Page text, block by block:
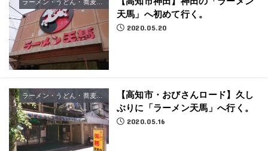
天馬」へ初めて行く。
2020.05.20
【高知市・おびさんロード】久し
ぶりに「ラーメン天馬」へ行く。
2020.05.16